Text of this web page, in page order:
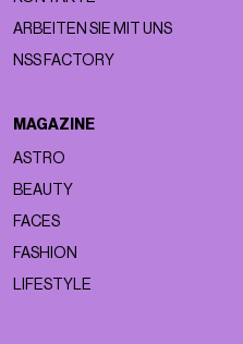
ARBEITEN SIE MIT UNS
NSS FACTORY
MAGAZINE
ASTRO
BEAUTY
FACES
FASHION
LIFESTYLE